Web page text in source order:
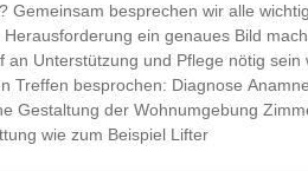
Gemeinsam besprechen wir alle
ein genaues Bild
an Unterstützung und Pflege nötig
Anamnese Bedarfserhebung (wieviel Pflege
Gestaltung der Wohnumgebung
wie zum Beispiel Lifter